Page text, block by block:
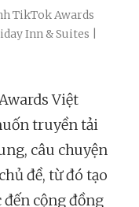
TikTok Awards
Inn & Suites |
Việt
truyền tải
câu chuyện
đề, từ đó tạo
cộng đồng